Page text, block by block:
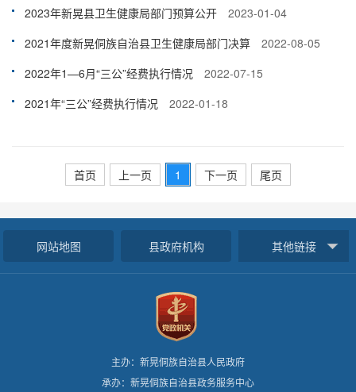
2023年新晃县卫生健康局部门预算公开
2023-01-04
2021年度新晃侗族自治县卫生健康局部门决算
2022-08-05
2022年1—6月“三公”经费执行情况
2022-07-15
2021年“三公”经费执行情况
2022-01-18
首页 上一页 1 下一页 尾页
网站地图 县政府机构 其他链接
主办：新晃侗族自治县人民政府
承办：新晃侗族自治县政务服务中心